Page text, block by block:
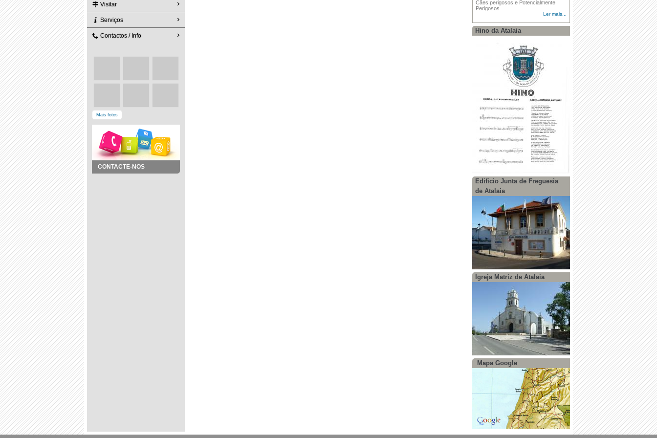
Visitar
Serviços
Contactos / Info
Mais fotos
CONTACTE-NOS
·Recomendações para dias de
Temperaturas Elevadas
Cães perigosos e Potencialmente
Perigosos
Ler mais...
Hino da Atalaia
Edificio Junta de Freguesia
de Atalaia
Igreja Matriz de Atalaia
Mapa Google